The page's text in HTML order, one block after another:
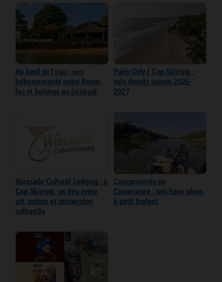
Au bord de l’eau : ces
hébergements entre fleuve,
lac et bolongs au Sénégal
Paris-Orly / Cap Skirring :
vols directs saison 2026-
2027
Wassado Cultural Lodging : à
Cap Skirring, un lieu entre
art, nature et immersion
culturelle
Campements en
Casamance : nos bons plans
à petit budget